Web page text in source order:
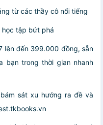
từ các thầy cô nổi tiếng
học tập bứt phá
lên đến 399.000 đồng, sẵn
bạn trong thời gian nhanh
sát xu hướng ra đề và